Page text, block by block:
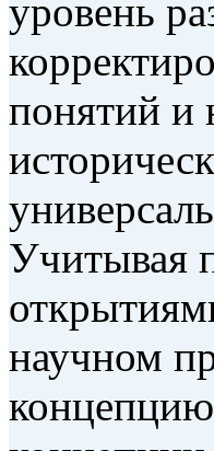
уровень
понятий и
Учитывая
научном
концепцию